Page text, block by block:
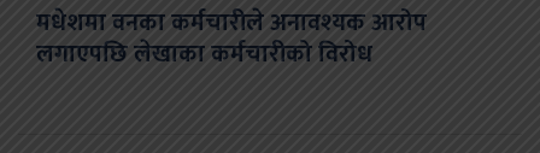
मधेशमा वनका कर्मचारीले अनावश्यक आरोप
लगाएपछि लेखाका कर्मचारीको विरोध